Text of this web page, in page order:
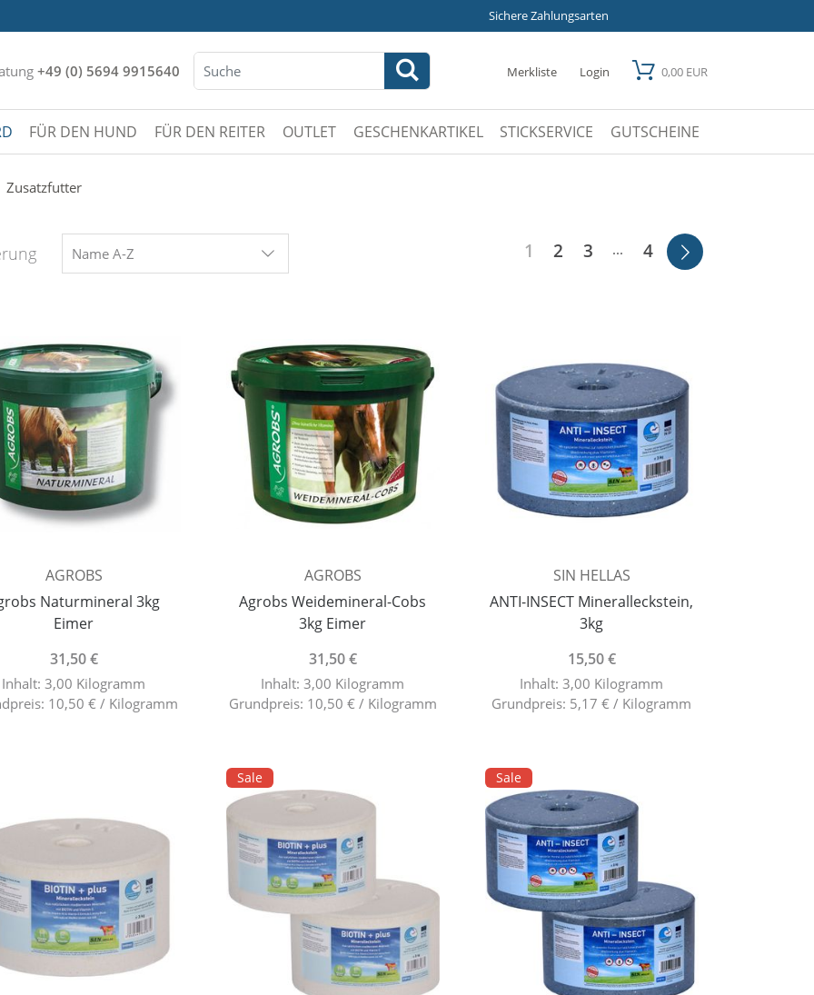
Sichere Zahlungsarten
+49 (0) 5694 9915640 Merkliste Login 0,00 EUR
FÜR DEN HUND FÜR DEN REITER OUTLET GESCHENKARTIKEL STICKSERVICE GUTSCHEINE
Zusatzfutter
Name A-Z 1 2 3 ... 4
AGROBS
Naturmineral 3kg
Eimer
31,50 €
Inhalt: 3,00 Kilogramm
10,50 € / Kilogramm
AGROBS
Agrobs Weidemineral-Cobs
3kg Eimer
31,50 €
Inhalt: 3,00 Kilogramm
Grundpreis: 10,50 € / Kilogramm
SIN HELLAS
ANTI-INSECT Mineralleckstein,
3kg
15,50 €
Inhalt: 3,00 Kilogramm
Grundpreis: 5,17 € / Kilogramm
Sale Sale